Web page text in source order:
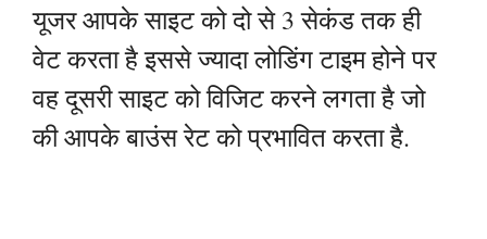
यूजर आपके साइट को दो से 3 सेकंड तक ही
वेट करता है इससे ज्यादा लोडिंग टाइम होने पर
वह दूसरी साइट को विजिट करने लगता है जो
की आपके बाउंस रेट को प्रभावित करता है.